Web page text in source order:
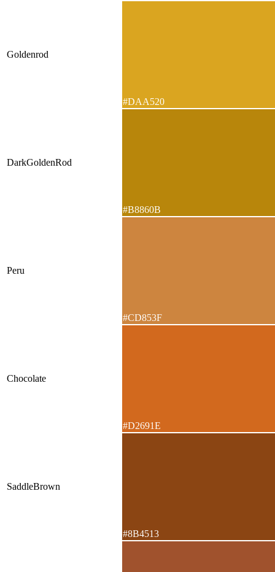
Goldenrod
#DAA520
DarkGoldenRod
#B8860B
Peru
#CD853F
Chocolate
#D2691E
SaddleBrown
#8B4513